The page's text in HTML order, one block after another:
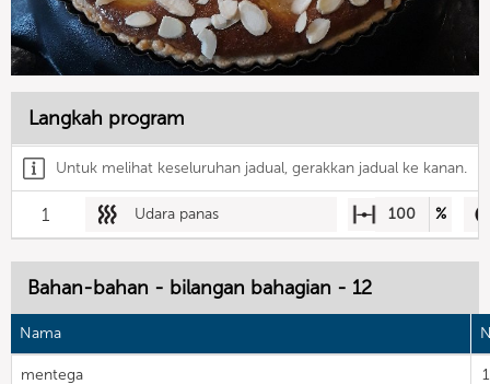
Langkah program
Untuk melihat keseluruhan jadual, gerakkan jadual ke kanan.
1 Udara panas 100 %
Bahan-bahan - bilangan bahagian - 12
Nama
mentega